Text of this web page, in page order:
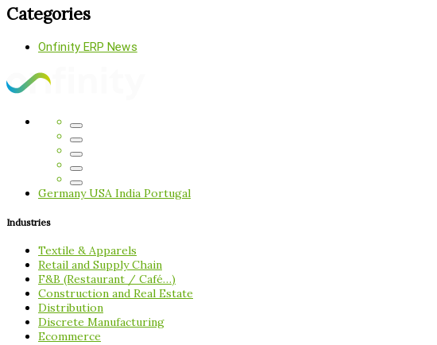
Categories
Onfinity ERP News
GermanyUSA India Portugal
Industries
Textile & Apparels
Retail and Supply Chain
F&B (Restaurant / Café…)
Construction and Real Estate
Distribution
Discrete Manufacturing
Ecommerce